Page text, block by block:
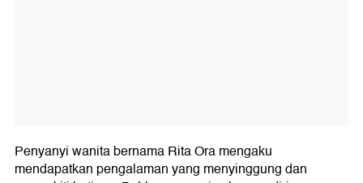
Penyanyi wanita bernama Rita Ora mengaku
mendapatkan pengalaman yang menyinggung dan